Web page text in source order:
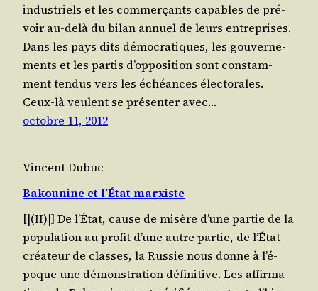
indus­triels et les com­mer­çants capables de pré­
voir au-delà du bilan annuel de leurs entreprises.
Dans les pays dits démo­cra­tiques, les gou­ver­ne­
ments et les par­tis d’op­po­si­tion sont constam­
ment ten­dus vers les échéances élec­to­rales.
Ceux-là veulent se pré­sen­ter avec…
octobre 11, 2012
Vincent Dubuc
Bakounine et l’État marxiste
[|(II)|] De l’É­tat, cause de misère d’une par­tie de la
popu­la­tion au pro­fit d’une autre par­tie, de l’É­tat
créa­teur de classes, la Rus­sie nous donne à l’é­
poque une démons­tra­tion défi­ni­tive. Les affir­ma­